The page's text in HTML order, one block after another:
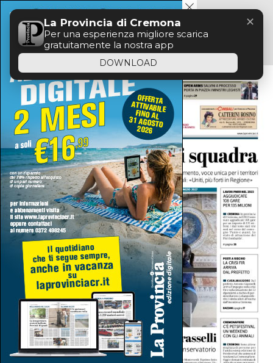
La Provincia di Cremona
Per una esperienza migliore scarica
gratuitamente la nostra app
DOWNLOAD
✕
Menu